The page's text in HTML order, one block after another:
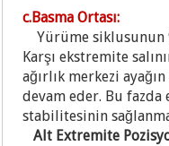
c.Basma Ortası:
Yürüme siklusunun
Karşı ekstremite
ağırlık merkezi
devam eder. Bu
stabilitesinin
Alt Extremite